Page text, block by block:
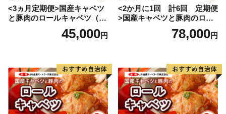
<3ヵ月定期便>国産キャベツ
と豚肉のロールキャベツ（6P
45,000円
<2か月に1回 計6回 定期便
>国産キャベツと豚肉のロー
ルキャベツ（4P入り）
78,000円